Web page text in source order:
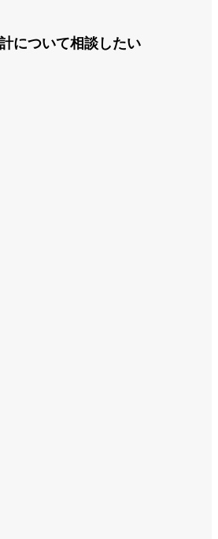
について相談したい